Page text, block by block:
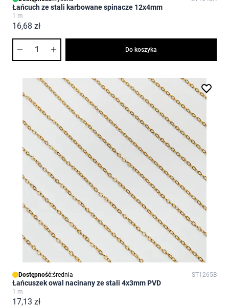
Łańcuch ze stali karbowane spinacze 12x4mm
1 m
16,68 zł
Do koszyka
Dostępność:średnia ST1265B
Łańcuszek owal nacinany ze stali 4x3mm PVD
1 m
17,13 zł